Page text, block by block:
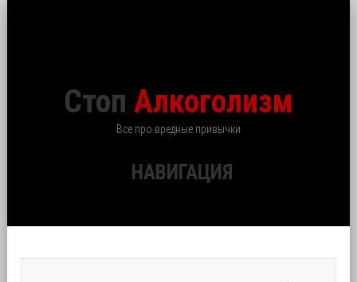
Стоп Алкоголизм
Все про вредные привычки
НАВИГАЦИЯ